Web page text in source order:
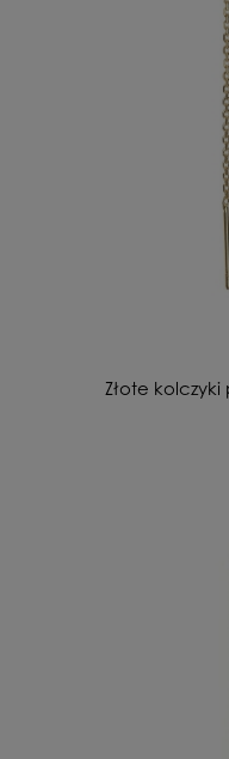
Złote